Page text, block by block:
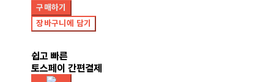
구매하기
장바구니에 담기
쉽고 빠른
토스페이 간편결제